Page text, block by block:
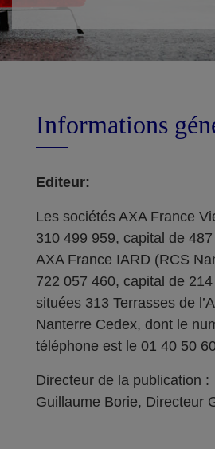
Informations
Editeur:
Les sociétés AXA France
310 499 959, capital de
AXA France IARD (RCS
722 057 460, capital de
situées 313 Terrasses de
Nanterre Cedex, dont le
téléphone est le 01 40 50
Directeur de la publication :
Guillaume Borie, Directeur